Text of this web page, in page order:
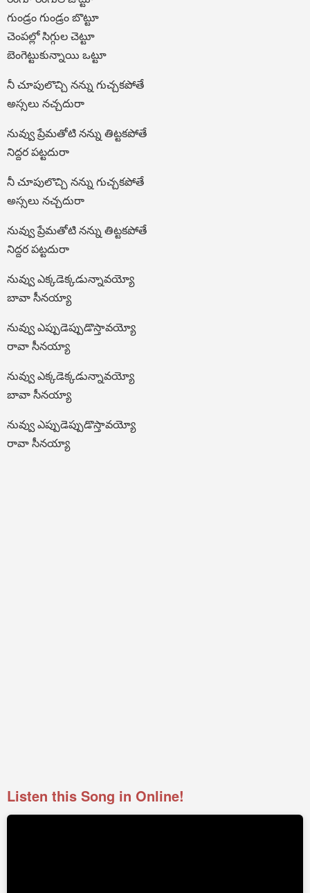
గుండ్రం గుండ్రం బొట్టూ
చెంపల్లో సిగ్గుల చెట్టూ
బెంగెట్టుకున్నాయి ఒట్టూ
నీ చూపులొచ్చి నన్ను గుచ్చకపోతే
అస్సలు నచ్చదురా
నువ్వు ప్రేమతోటి నన్ను తిట్టకపోతే
నిద్దర పట్టదురా
నీ చూపులొచ్చి నన్ను గుచ్చకపోతే
అస్సలు నచ్చదురా
నువ్వు ప్రేమతోటి నన్ను తిట్టకపోతే
నిద్దర పట్టదురా
నువ్వు ఎక్కడెక్కడున్నావయ్యో
బావా సీనయ్యా
నువ్వు ఎప్పుడెప్పుడొస్తావయ్యో
రావా సీనయ్యా
నువ్వు ఎక్కడెక్కడున్నావయ్యో
బావా సీనయ్యా
నువ్వు ఎప్పుడెప్పుడొస్తావయ్యో
రావా సీనయ్యా
Listen this Song in Online!